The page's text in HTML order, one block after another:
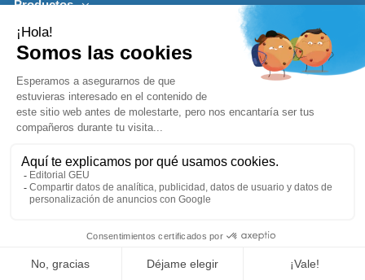
Añadir a la cesta
Comprar ya
Productos
Lo más leído
Síguenos
1996-2026, desarrollado porEditorialgeu.com©